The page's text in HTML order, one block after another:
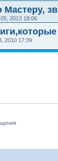
2013 18:06
2010 17:39